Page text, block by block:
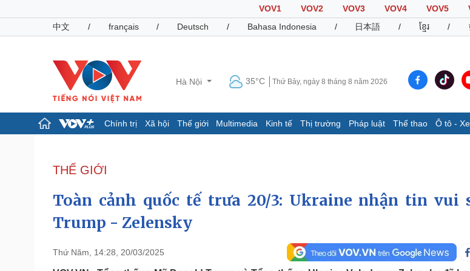
VOV1 VOV2 VOV3 VOV4 VOV5
中文
/ français / Deutsch / Bahasa Indonesia / 日本語 / ខ្មែរ /
Hà Nội 35°C Thứ Bảy, ngày 8 tháng 8 năm 2026
Chính trị Xã hội Thế giới Multimedia Kinh tế Thị trường Pháp luật Thể thao Ô tô -
Đảng
Tổ chức nhân sự
Nhận diện sự thật
Giáo dục
Dấu ấn VOV
Biển đảo
Infographic
Pháp luật
Thể thao
Ô tô - Xe máy
THẾ GIỚI
Toàn cảnh quốc tế trưa 20/3: Ukraine nhận tin vui
Trump - Zelensky
Thứ Năm, 14:28, 20/03/2025